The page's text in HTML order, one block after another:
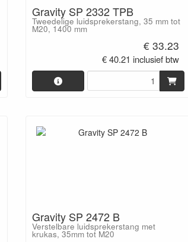
Gravity SP 2332 TPB
Tweedelige luidsprekerstang, 35 mm tot
M20, 1400 mm
€ 33.23
€ 40.21 inclusief btw
Gravity SP 2472 B
Verstelbare luidsprekerstang met
krukas, 35mm tot M20